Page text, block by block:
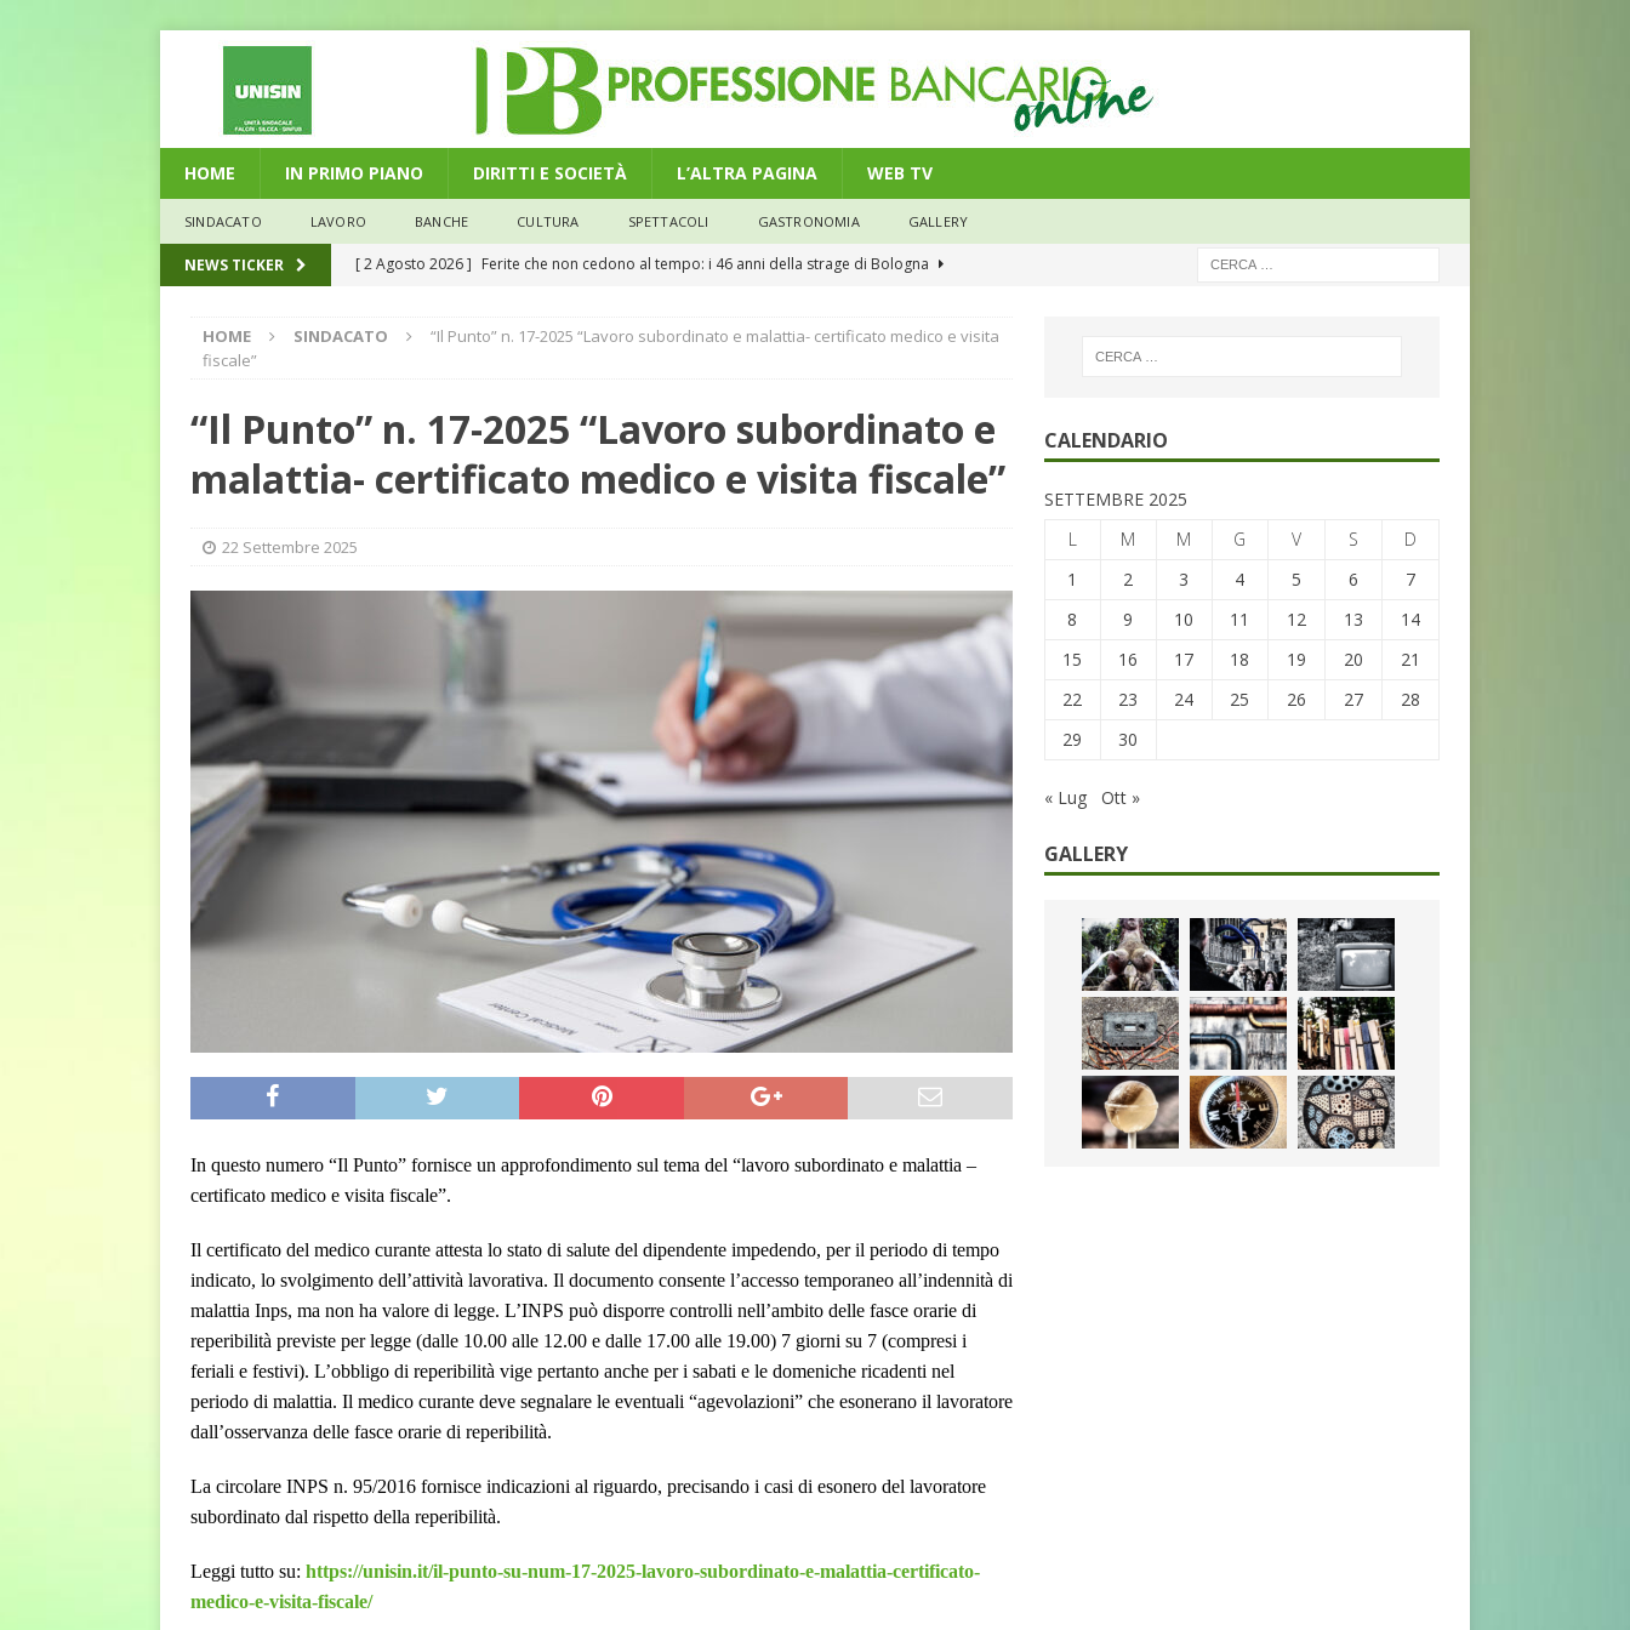
HOME IN PRIMO PIANO DIRITTI E SOCIETÀ L’ALTRA PAGINA WEB TV
SINDACATO LAVORO BANCHE CULTURA SPETTACOLI GASTRONOMIA GALLERY
NEWS TICKER [ 2 Agosto 2026 ] Ferite che non cedono al tempo: i 46 anni della strage di Bologna
[ 29 Luglio 2026 ] Marche: un modello di equilibrio nel credito. Debiti più leggeri e rate sotto
[ 28 Luglio 2026 ] L’Umbria e il credito: più finanziamenti della media nazionale, ma rate e
debiti sono più leggeri
ECONOMIA
euro riguarda, non solo i premi in denaro, ma anche i benefit aziendali
[ 6 Agosto 2026 ] Estate e caregiver: la sfida quotidiana dell’assistenza tra ferie e rinunce
HOME SINDACATO
“Il Punto” n. 17-2025 “Lavoro subordinato e malattia- certificato medico e visita
fiscale”
“Il Punto” n. 17-2025 “Lavoro subordinato e
malattia- certificato medico e visita fiscale”
22 Settembre 2025
In questo numero “Il Punto” fornisce un approfondimento sul tema del “lavoro subordinato e malattia –
certificato medico e visita fiscale”.
Il certificato del medico curante attesta lo stato di salute del dipendente impedendo, per il periodo di tempo
indicato, lo svolgimento dell’attività lavorativa. Il documento consente l’accesso temporaneo all’indennità di
malattia Inps, ma non ha valore di legge. L’INPS può disporre controlli nell’ambito delle fasce orarie di
reperibilità previste per legge (dalle 10.00 alle 12.00 e dalle 17.00 alle 19.00) 7 giorni su 7 (compresi i
feriali e festivi). L’obbligo di reperibilità vige pertanto anche per i sabati e le domeniche ricadenti nel
periodo di malattia. Il medico curante deve segnalare le eventuali “agevolazioni” che esonerano il lavoratore
dall’osservanza delle fasce orarie di reperibilità.
La circolare INPS n. 95/2016 fornisce indicazioni al riguardo, precisando i casi di esonero del lavoratore
subordinato dal rispetto della reperibilità.
Leggi tutto su: https://unisin.it/il-punto-su-num-17-2025-lavoro-subordinato-e-malattia-certificato-
medico-e-visita-fiscale/
CALENDARIO
SETTEMBRE 2025
L
M M G V S
D
1
2 3 4 5 6
7
8
9 10 11 12 13
14
15
16 17 18 19 20
21
22
23 24 25 26 27
28
29
30
« Lug Ott »
GALLERY